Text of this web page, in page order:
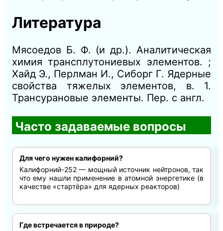
Литература
Мясоедов Б. Ф. (и др.). Аналитическая
химия трансплутониевых элементов. ;
Хайд Э., Перлман И., Сиборг Г. Ядерные
свойства тяжелых элементов, в. 1.
Трансурановые элементы. Пер. с англ.
Часто задаваемые вопросы
Для чего нужен калифорний?
Калифорний-252 — мощный источник нейтронов, так
что ему нашли применение в атомной энергетике (в
качестве «стартёра» для ядерных реакторов)
Где встречается в природе?